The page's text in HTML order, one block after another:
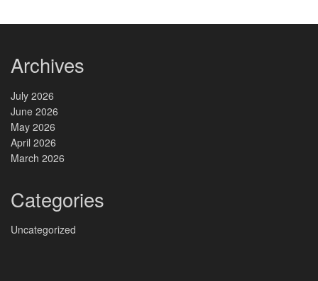
Archives
July 2026
June 2026
May 2026
April 2026
March 2026
Categories
Uncategorized